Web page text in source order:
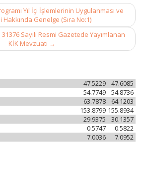
Yıl İçi İşlemlerinin Uygulanması ve
Genelge (Sıra No:1)
Sayılı Resmi Gazetede Yayımlanan
KİK Mevzuatı →
47.6085
47.5229
54.8736
54.7749
64.1203
63.7878
155.8934
153.8799
30.1357
29.9375
0.5822
0.5747
7.0952
7.0036